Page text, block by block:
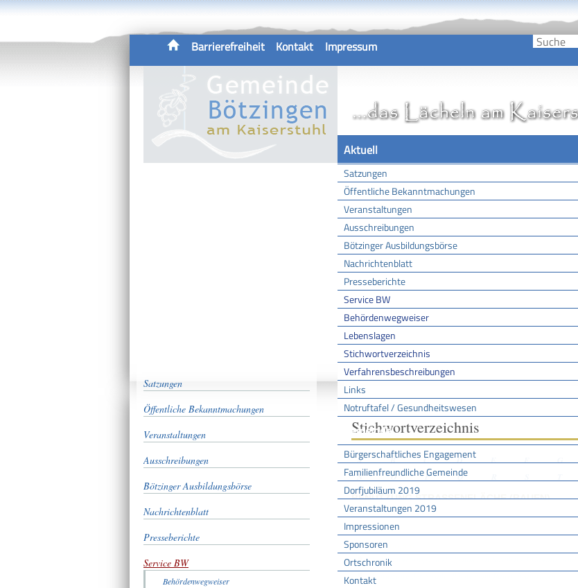
Barrierefreiheit Kontakt Impressum
Aktuell
Satzungen
Öffentliche Bekanntmachungen
Veranstaltungen
Ausschreibungen
Bötzinger Ausbildungsbörse
Nachrichtenblatt
Presseberichte
Service BW
Behördenwegweiser
Lebenslagen
Stichwortverzeichnis
Verfahrensbeschreibungen
Links
Notruftafel / Gesundheitswesen
Gemeinde
Bürgerschaftliches Engagement
Familienfreundliche Gemeinde
Dorfjubiläum 2019
Veranstaltungen 2019
Impressionen
Sponsoren
Ortschronik
Kontakt
Satzungen
Öffentliche Bekanntmachungen
Veranstaltungen
Ausschreibungen
Bötzinger Ausbildungsbörse
Nachrichtenblatt
Presseberichte
Service BW
Behördenwegweiser
Sie sind hier:Startseite /Aktuell /Service BW
Stichwortverzeichnis
A B C D E F G
N
O P Q
BENUTZUNG STRASSENFLÄCHE (BAUEN)
Leistungen
Sondernutzungen auf öffentlichen Straßen - Erlaubnis und
Benutzung der Straßenfläche beim Bauen beantragen